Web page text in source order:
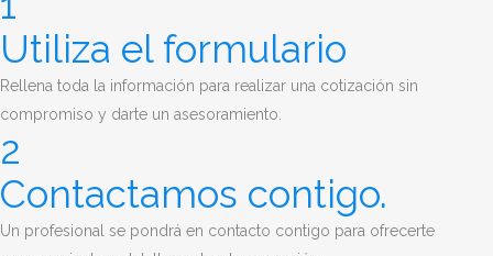
Utiliza el formulario
Rellena toda la información para realizar una cotización sin
compromiso y darte un asesoramiento.
2
Contactamos contigo.
Un profesional se pondrá en contacto contigo para ofrecerte